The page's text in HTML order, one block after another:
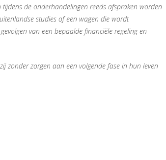
de onderhandelingen reeds afspraken worden
studies of een wagen die wordt
van een bepaalde financiële regeling en
zonder zorgen aan een volgende fase in hun leven